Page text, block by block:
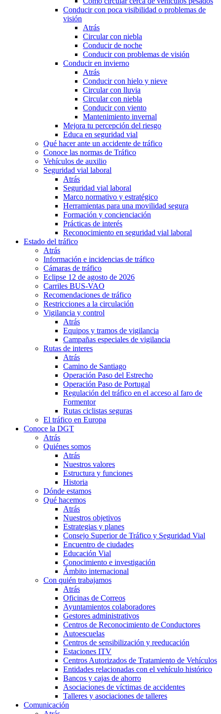
Conducir con poca visibilidad o problemas de
visión
Atrás
Circular con niebla
Conducir de noche
Conducir con problemas de visión
Conducir en invierno
Atrás
Conducir con hielo y nieve
Circular con lluvia
Circular con niebla
Conducir con viento
Mantenimiento invernal
Mejora tu percepción del riesgo
Educa en seguridad vial
Qué hacer ante un accidente de tráfico
Conoce las normas de Tráfico
Vehículos de auxilio
Seguridad vial laboral
Atrás
Seguridad vial laboral
Marco normativo y estratégico
Herramientas para una movilidad segura
Formación y concienciación
Prácticas de interés
Reconocimiento en seguridad vial laboral
Estado del tráfico
Atrás
Información e incidencias de tráfico
Cámaras de tráfico
Eclipse 12 de agosto de 2026
Carriles BUS-VAO
Recomendaciones de tráfico
Restricciones a la circulación
Vigilancia y control
Atrás
Equipos y tramos de vigilancia
Campañas especiales de vigilancia
Rutas de interes
Atrás
Camino de Santiago
Operación Paso del Estrecho
Operación Paso de Portugal
Regulación del tráfico en el acceso al faro de
Formentor
Rutas ciclistas seguras
El tráfico en Europa
Conoce la DGT
Atrás
Quiénes somos
Atrás
Nuestros valores
Estructura y funciones
Historia
Dónde estamos
Qué hacemos
Atrás
Nuestros objetivos
Estrategias y planes
Consejo Superior de Tráfico y Seguridad Vial
Encuentro de ciudades
Educación Vial
Conocimiento e investigación
Ámbito internacional
Con quién trabajamos
Atrás
Oficinas de Correos
Ayuntamientos colaboradores
Gestores administrativos
Centros de Reconocimiento de Conductores
Autoescuelas
Centros de sensibilización y reeducación
Estaciones ITV
Centros Autorizados de Tratamiento de Vehículos
Entidades relacionadas con el vehículo histórico
Bancos y cajas de ahorro
Asociaciones de víctimas de accidentes
Talleres y asociaciones de talleres
Comunicación